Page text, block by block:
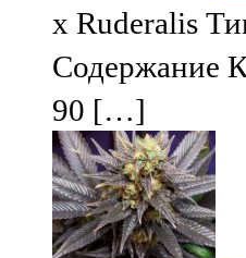
x Ruderalis
Содержание
90 […]